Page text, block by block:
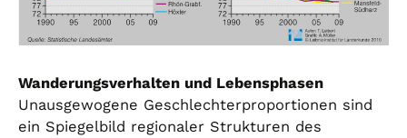
Wanderungsverhalten und Lebensphasen
Unausgewogene Geschlechterproportionen sind
ein Spiegelbild regionaler Strukturen des